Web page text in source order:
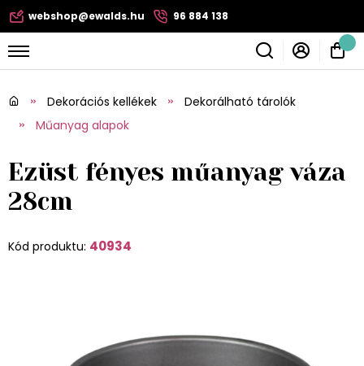
webshop@ewalds.hu 96 884 138
Dekorációs kellékek
Dekorálható tárolók
Műanyag alapok
Ezüst fényes műanyag váza
28cm
Kód produktu: 40934